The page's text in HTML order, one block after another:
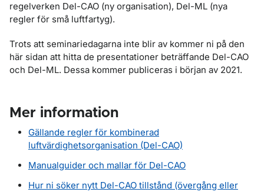
regelverken Del-CAO (ny organisation), Del-ML (nya
regler för små luftfartyg).
Trots att seminariedagarna inte blir av kommer ni på den
här sidan att hitta de presentationer beträffande Del-CAO
och Del-ML. Dessa kommer publiceras i början av 2021.
Mer information
Gällande regler för kombinerad
luftvärdighetsorganisation (Del-CAO)
Manualguider och mallar för Del-CAO
Hur ni söker nytt Del-CAO tillstånd (övergång eller